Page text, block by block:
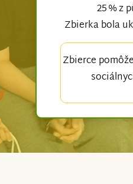
25 % z
Zbierka bola
Zbierce